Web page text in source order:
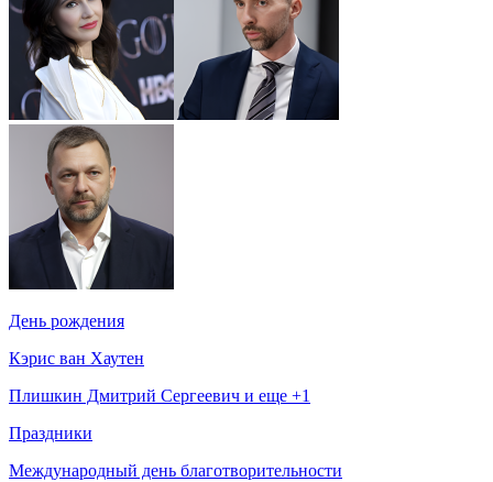
День рождения
Кэрис ван Хаутен
Плишкин Дмитрий Сергеевич и еще +1
Праздники
Международный день благотворительности